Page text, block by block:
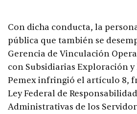
Con dicha conducta, la
pública que también se
Gerencia de Vinculación
con Subsidiarias Exploración
Pemex infringió el artículo 8,
Ley Federal de
Administrativas de los